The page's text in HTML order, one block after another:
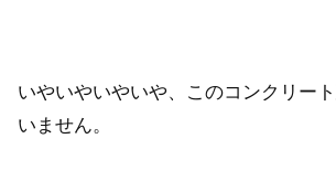
いやいやいやいや、このコンクリー
いません。